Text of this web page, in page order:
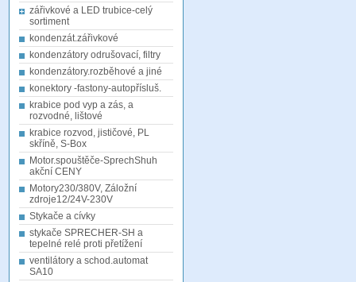
zářivkové a LED trubice-celý
sortiment
kondenzát.zářivkové
kondenzátory odrušovací, filtry
kondenzátory.rozběhové a jiné
konektory -fastony-autopřísluš.
krabice pod vyp a zás, a
rozvodné, lištové
krabice rozvod, jističové, PL
skříně, S-Box
Motor.spouštěče-SprechShuh
akční CENY
Motory230/380V, Záložní
zdroje12/24V-230V
Stykače a cívky
stykače SPRECHER-SH a
tepelné relé proti přetížení
ventilátory a schod.automat
SA10